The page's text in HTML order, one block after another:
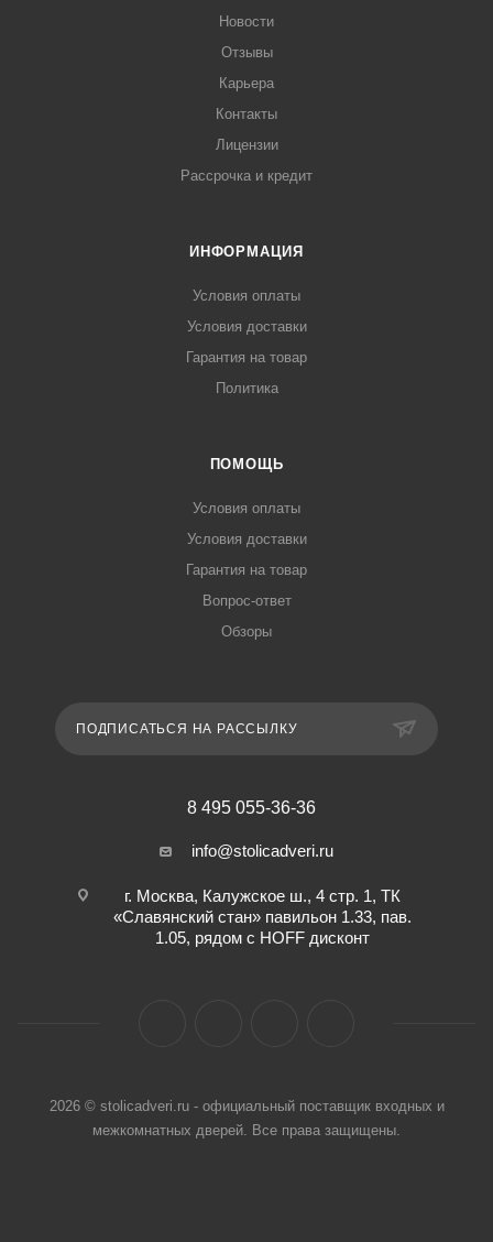
Новости
Отзывы
Карьера
Контакты
Лицензии
Рассрочка и кредит
ИНФОРМАЦИЯ
Условия оплаты
Условия доставки
Гарантия на товар
Политика
ПОМОЩЬ
Условия оплаты
Условия доставки
Гарантия на товар
Вопрос-ответ
Обзоры
ПОДПИСАТЬСЯ НА РАССЫЛКУ
8 495 055-36-36
info@stolicadveri.ru
г. Москва, Калужское ш., 4 стр. 1, ТК
«Славянский стан» павильон 1.33, пав.
1.05, рядом с HOFF дисконт
2026 © stolicadveri.ru - официальный поставщик входных и
межкомнатных дверей. Все права защищены.